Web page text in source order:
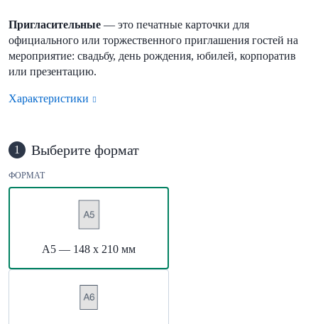
Пригласительные — это печатные карточки для
официального или торжественного приглашения гостей на
мероприятие: свадьбу, день рождения, юбилей, корпоратив
или презентацию.
Характеристики
1 Выберите формат
ФОРМАТ
А5 — 148 х 210 мм